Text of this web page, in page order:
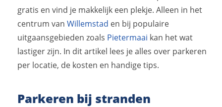
gratis en vind je makkelijk een plekje. Alleen in het
centrum vanWillemstad en bij populaire
uitgaansgebieden zoals Pietermaai kan het wat
lastiger zijn. In dit artikel lees je alles over parkeren
per locatie, de kosten en handige tips.
Parkeren bij stranden